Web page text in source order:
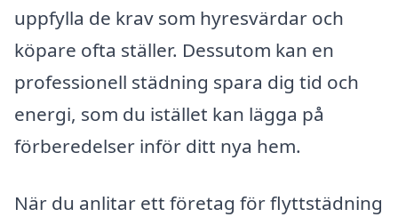
uppfylla de krav som hyresvärdar och
köpare ofta ställer. Dessutom kan en
professionell städning spara dig tid och
energi, som du istället kan lägga på
förberedelser inför ditt nya hem.
När du anlitar ett företag för flyttstädning